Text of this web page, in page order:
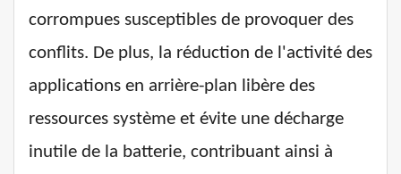
corrompues susceptibles de provoquer des
conflits. De plus, la réduction de l'activité des
applications en arrière-plan libère des
ressources système et évite une décharge
inutile de la batterie, contribuant ainsi à